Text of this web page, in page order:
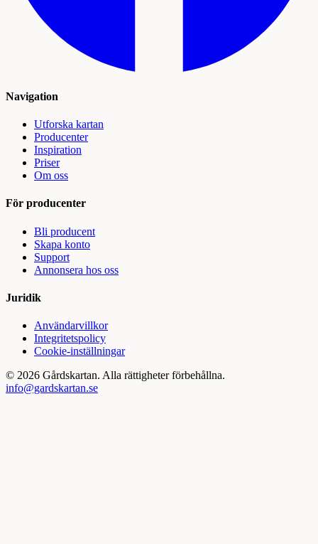
Navigation
Utforska kartan
Producenter
Inspiration
Priser
Om oss
För producenter
Bli producent
Skapa konto
Support
Annonsera hos oss
Juridik
Användarvillkor
Integritetspolicy
Cookie-inställningar
© 2026 Gårdskartan. Alla rättigheter förbehållna.
info@gardskartan.se